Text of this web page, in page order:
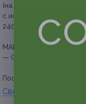
(на неделю, месяц, 3
с использованием
2400 руб.)
МАК-карты:
— Скидка 30% на МАК-
Посмотреть группу «
Свернуть